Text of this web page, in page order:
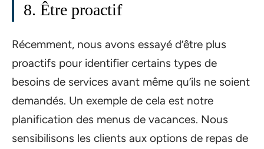
8. Être proactif
Récemment, nous avons essayé d’être plus
proactifs pour identifier certains types de
besoins de services avant même qu’ils ne soient
demandés. Un exemple de cela est notre
planification des menus de vacances. Nous
sensibilisons les clients aux options de repas de